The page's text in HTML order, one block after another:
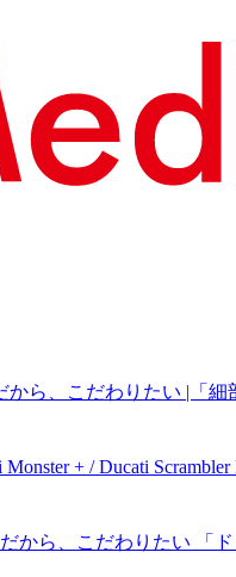
ら、こだわりたい |「
+ / Ducati
から、こだわりたい